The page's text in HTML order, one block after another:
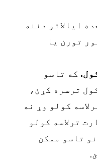
دننه
یا
که تاسو
ترسره کړئ،
کولو وړ نه
کولو
ممکن